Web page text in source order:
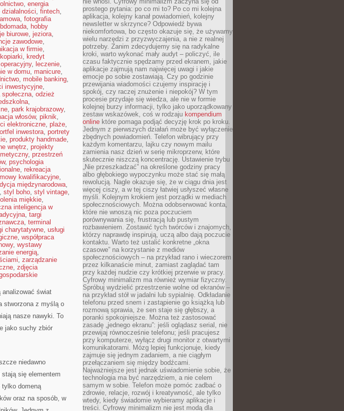
, energia
, fintech,
, fotografia
, hobby
biurowe, jeziora,
zawodowe,
w firmie,
kopiarki, kredyt
, leczenie,
w domu, manicure,
, mobile banking,
inwestycyjne,
, odzież
,
, park krajobrazowy,
włosów, piknik,
elektroniczne, plaże,
inwestora, portrety
, produkty handmade,
wnętrz, projekty
, przestrzeń
, psychologia
, rekreacja
kwalifikacyjne,
międzynarodowa,
, styl boho, styl vintage,
miękkie,
inteligencja w
, targi
, terminal
charytatywne, usługi
, współpraca
, wystawy
energią,
, zarządzanie
, zdjęcia
analizować świat
stworzona z myślą o
nasze nawyki. To
jako suchy zbiór
niedawno
się elementem
domeną
oraz na sposób, w
prostego pytania: po co mi to? Po co mi kolejna
aplikacja, kolejny kanał powiadomień, kolejny
newsletter w skrzynce? Odpowiedź bywa
niekomfortowa, bo często okazuje się, że używamy
wielu narzędzi z przyzwyczajenia, a nie z realnej
potrzeby. Zanim zdecydujemy się na radykalne
kroki, warto wykonać mały audyt – policzyć, ile
czasu faktycznie spędzamy przed ekranem, jakie
aplikacje zajmują nam najwięcej uwagi i jakie
emocje po sobie zostawiają. Czy po godzinie
przewijania wiadomości czujemy inspirację i
spokój, czy raczej znużenie i niepokój? W tym
procesie przydaje się wiedza, ale nie w formie
kolejnej burzy informacji, tylko jako uporządkowany
zestaw wskazówek, coś w rodzaju kompendium
online które pomaga podjąć decyzję krok po kroku.
Jednym z pierwszych działań może być wyłączenie
zbędnych powiadomień. Telefon wibrujący przy
każdym komentarzu, lajku czy nowym mailu
zamienia nasz dzień w serię mikroprzerw, które
skutecznie niszczą koncentrację. Ustawienie trybu
„Nie przeszkadzać” na określone godziny pracy
albo głębokiego wypoczynku może stać się małą
rewolucją. Nagle okazuje się, że w ciągu dnia jest
więcej ciszy, a w tej ciszy łatwiej usłyszeć własne
myśli. Kolejnym krokiem jest porządki w mediach
społecznościowych. Można odobserwować konta,
które nie wnoszą nic poza poczuciem
porównywania się, frustracją lub pustym
rozbawieniem. Zostawić tych twórców i znajomych,
którzy naprawdę inspirują, uczą albo dają poczucie
kontaktu. Warto też ustalić konkretne „okna
czasowe” na korzystanie z mediów
społecznościowych – na przykład rano i wieczorem
przez kilkanaście minut, zamiast zaglądać tam
przy każdej nudzie czy krótkiej przerwie w pracy.
Cyfrowy minimalizm ma również wymiar fizyczny.
Spróbuj wydzielić przestrzenie wolne od ekranów –
na przykład stół w jadalni lub sypialnię. Odkładanie
telefonu przed snem i zastąpienie go książką lub
rozmową sprawia, że sen staje się głębszy, a
poranki spokojniejsze. Można też zastosować
zasadę „jednego ekranu”: jeśli oglądasz serial, nie
przewijaj równocześnie telefonu; jeśli pracujesz
przy komputerze, wyłącz drugi monitor z otwartymi
komunikatorami. Mózg lepiej funkcjonuje, kiedy
zajmuje się jednym zadaniem, a nie ciągłym
przełączaniem się między bodźcami.
Najważniejsze jest jednak uświadomienie sobie, że
technologia ma być narzędziem, a nie celem
samym w sobie. Telefon może pomóc zadbać o
zdrowie, relacje, rozwój i kreatywność, ale tylko
wtedy, kiedy świadomie wybieramy aplikacje i
treści. Cyfrowy minimalizm nie jest modą dla